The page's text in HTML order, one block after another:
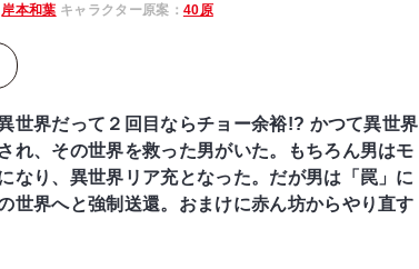
岸本和葉 キャラクター原案： 40原
世界だって２回目ならチョー余裕!? かつて異世界
れ、その世界を救った男がいた。もちろん男はモ
なり、異世界リア充となった。だが男は「罠」に
世界へと強制送還。おまけに赤ん坊からやり直す